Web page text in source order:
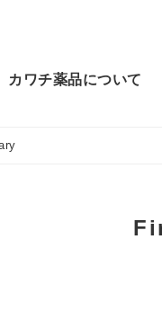
カワチ薬品について